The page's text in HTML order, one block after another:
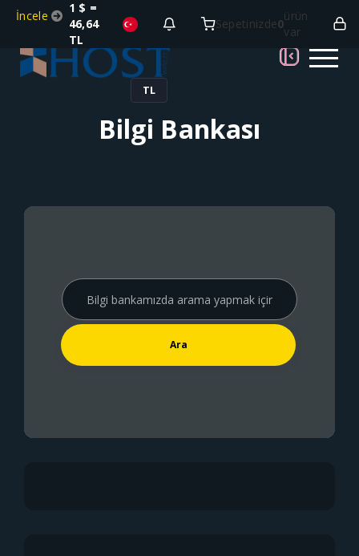
İncele
1 $ =
46,64
TL
Sepetinizde0
ürün
var
TL
Bilgi Bankası